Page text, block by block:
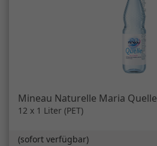
Mineau Naturelle Maria Quelle
12 x 1 Liter (PET)
(sofort verfügbar)